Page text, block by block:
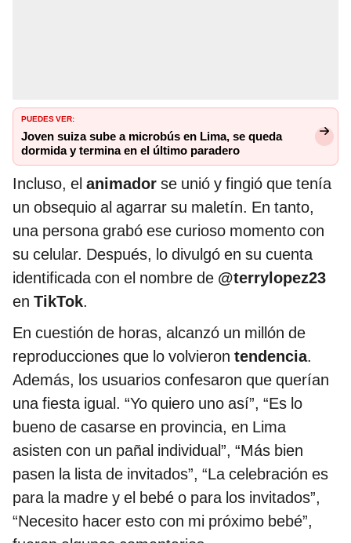
PUEDES VER:
Joven suiza sube a microbús en Lima, se queda
dormida y termina en el último paradero
Incluso, el animador se unió y fingió que tenía
un obsequio al agarrar su maletín. En tanto,
una persona grabó ese curioso momento con
su celular. Después, lo divulgó en su cuenta
identificada con el nombre de @terrylopez23
en TikTok.
En cuestión de horas, alcanzó un millón de
reproducciones que lo volvieron tendencia.
Además, los usuarios confesaron que querían
una fiesta igual. “Yo quiero uno así”, “Es lo
bueno de casarse en provincia, en Lima
asisten con un pañal individual”, “Más bien
pasen la lista de invitados”, “La celebración es
para la madre y el bebé o para los invitados”,
“Necesito hacer esto con mi próximo bebé”,